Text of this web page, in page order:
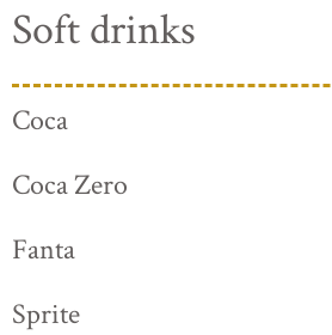
Soft drinks
Coca
Coca Zero
Fanta
Sprite